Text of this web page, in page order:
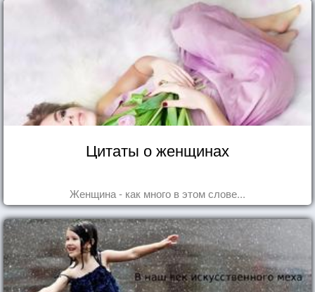
Цитаты о женщинах
Женщина - как много в этом слове...